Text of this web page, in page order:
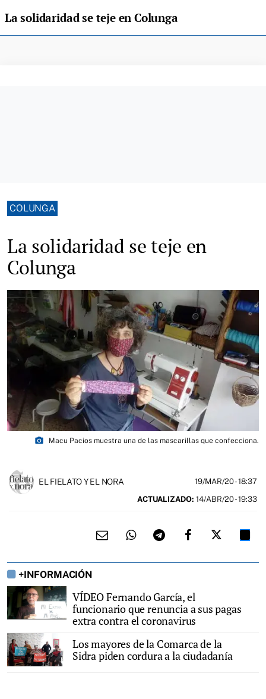
La solidaridad se teje en Colunga
COLUNGA
La solidaridad se teje en
Colunga
photo_camera Macu Pacios muestra una de las mascarillas que confecciona.
EL FIELATO Y EL NORA 19/MAR/20- 18:37
ACTUALIZADO: 14/ABR/20 - 19:33
+INFORMACIÓN
VÍDEO Fernando García, el
funcionario que renuncia a sus pagas
extra contra el coronavirus
Los mayores de la Comarca de la
Sidra piden cordura a la ciudadanía